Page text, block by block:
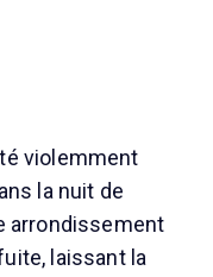
violemment
la nuit de
arrondissement
laissant la